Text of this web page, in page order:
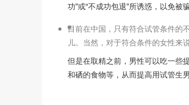
功”或“不成功包退”所诱惑，以免被骗
目前在中国，只有符合试管条件的
儿。当然，对于符合条件的女性来
但是在取精之前，男性可以吃一些
和硒的食物等，从而提高用试管生